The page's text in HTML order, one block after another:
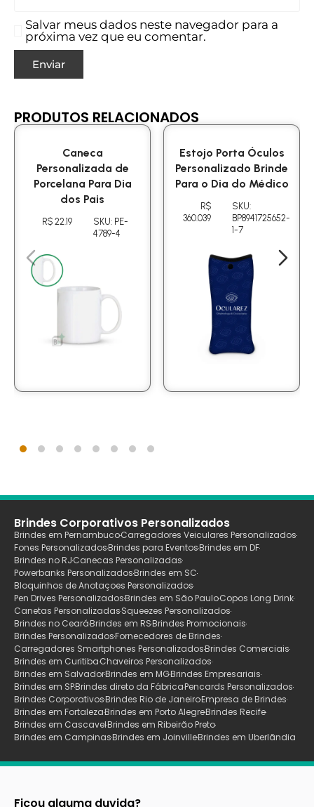
Salvar meus dados neste navegador para a
próxima vez que eu comentar.
PRODUTOS RELACIONADOS
Caneca
Personalizada de
Porcelana Para Dia
dos Pais
R$ 22.19
SKU: PE-
4789-4
Estojo Porta Óculos
Personalizado Brinde
Para o Dia do Médico
R$
360.039
SKU:
BP8941725652-
1-7
Brindes Corporativos Personalizados
Brindes em PernambucoCarregadores Veiculares Personalizados
Fones PersonalizadosBrindes para EventosBrindes em DF
Brindes no RJCanecas Personalizadas
Powerbanks PersonalizadosBrindes em SC
Bloquinhos de Anotaçoes Personalizados
Pen Drives PersonalizadosBrindes em São PauloCopos Long Drink
Canetas PersonalizadasSqueezes Personalizados
Brindes no CearáBrindes em RSBrindes Promocionais
Brindes PersonalizadosFornecedores de Brindes
Carregadores Smartphones PersonalizadosBrindes Comerciais
Brindes em CuritibaChaveiros Personalizados
Brindes em SalvadorBrindes em MGBrindes Empresariais
Brindes em SPBrindes direto da FábricaPencards Personalizados
Brindes CorporativosBrindes Rio de JaneiroEmpresa de Brindes
Brindes em FortalezaBrindes em Porto AlegreBrindes Recife
Brindes em CascavelBrindes em Ribeirão Preto
Brindes em CampinasBrindes em JoinvilleBrindes em Uberlãndia
Ficou alguma duvida?